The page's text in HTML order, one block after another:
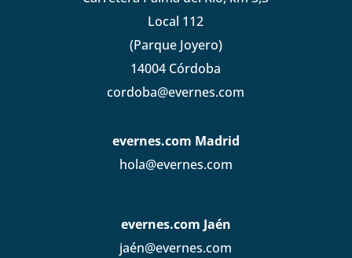
Local 112
(Parque Joyero)
14004 Córdoba
cordoba@evernes.com
evernes.com Madrid
hola@evernes.com
evernes.com Jaén
jaén@evernes.com